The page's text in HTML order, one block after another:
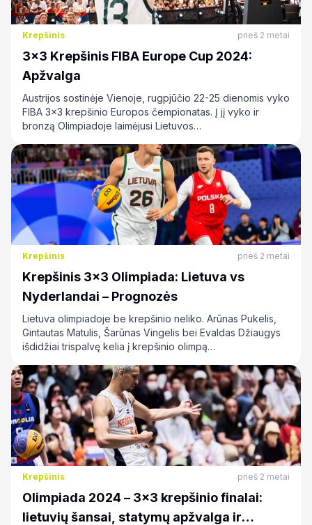
Krepšinis prieš 2 metai
3×3 Krepšinis FIBA Europe Cup 2024:
Apžvalga
Austrijos sostinėje Vienoje, rugpjūčio 22-25 dienomis vyko
FIBA 3x3 krepšinio Europos čempionatas. Į jį vyko ir
bronzą Olimpiadoje laimėjusi Lietuvos…
Krepšinis prieš 2 metai
Krepšinis 3×3 Olimpiada: Lietuva vs
Nyderlandai – Prognozės
Lietuva olimpiadoje be krepšinio neliko. Arūnas Pukelis,
Gintautas Matulis, Šarūnas Vingelis bei Evaldas Džiaugys
išdidžiai trispalvę kelia į krepšinio olimpą…
Krepšinis prieš 2 metai
Olimpiada 2024 – 3×3 krepšinio finalai:
lietuvių šansai, statymų apžvalga ir